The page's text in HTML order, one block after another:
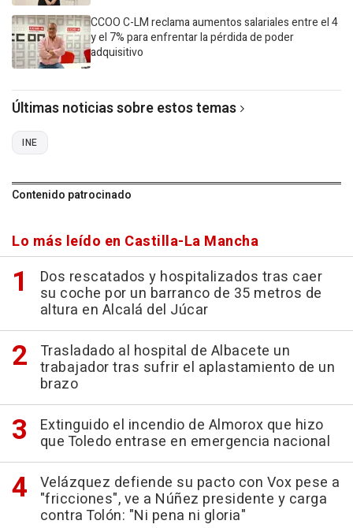
CCOO C-LM reclama aumentos salariales entre el 4
y el 7% para enfrentar la pérdida de poder
adquisitivo
Últimas noticias sobre estos temas
INE
Contenido patrocinado
Lo más leído en Castilla-La Mancha
Dos rescatados y hospitalizados tras caer
su coche por un barranco de 35 metros de
altura en Alcalá del Júcar
Trasladado al hospital de Albacete un
trabajador tras sufrir el aplastamiento de un
brazo
Extinguido el incendio de Almorox que hizo
que Toledo entrase en emergencia nacional
Velázquez defiende su pacto con Vox pese a
"fricciones", ve a Núñez presidente y carga
contra Tolón: "Ni pena ni gloria"